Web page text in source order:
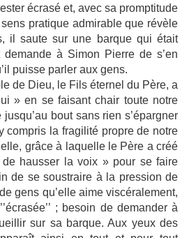
écrasé et, avec sa promptitude
pratique admirable que révèle
il saute sur une barque qui était
à Simon Pierre de s’en
puisse parler aux gens.
de Dieu, le Fils éternel du Père, a
» en se faisant chair toute notre
bout sans rien s’épargner
compris la fragilité propre de notre
grâce à laquelle le Père a créé
hausser la voix » pour se faire
de se soustraire à la pression de
gens qu’elle aime viscéralement,
; besoin de demander à
sur sa barque. Aux yeux des